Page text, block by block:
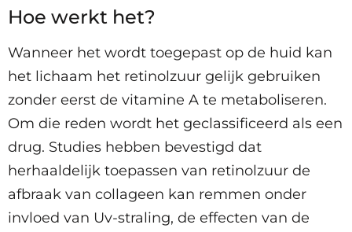
Hoe werkt het?
Wanneer het wordt toegepast op de huid kan
het lichaam het retinolzuur gelijk gebruiken
zonder eerst de vitamine A te metaboliseren.
Om die reden wordt het geclassificeerd als een
drug. Studies hebben bevestigd dat
herhaaldelijk toepassen van retinolzuur de
afbraak van collageen kan remmen onder
invloed van Uv-straling, de effecten van de